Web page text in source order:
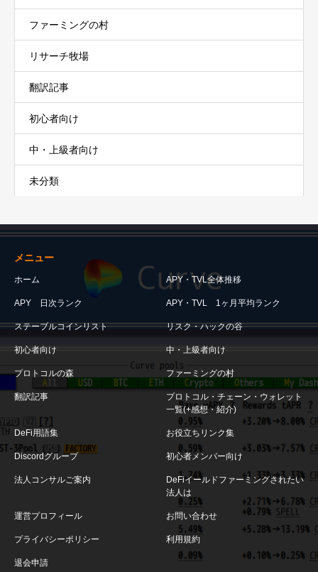
ファーミングの村
リサーチ牧場
翻訳記事
初心者向け
中・上級者向け
未分類
メニュー
ホーム APY・TVL全体推移
APY 日次ランク APY・TVL 1ヶ月平均ランク
ステーブルコインリスト リスク・ハックの谷
初心者向け 中・上級者向け
プロトコルの森 ファーミングの村
翻訳記事
プロトコル・チェーン・ウォレット
一覧(+感想・紹介)
DeFi用語集 お役立ちリンク集
Discordグループ 初心者メンバー向け
法人コンサルご案内
DeFiイールドファーミングされたい
法人は
運営プロフィール お問い合わせ
プライバシーポリシー 利用規約
退会申請